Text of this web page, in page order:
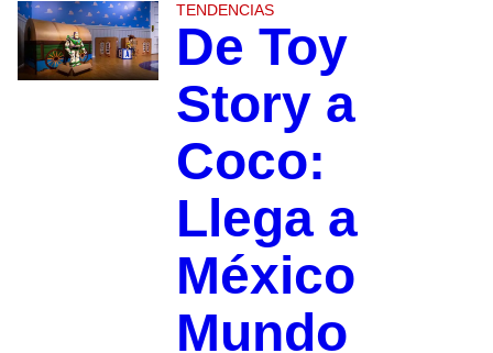
TENDENCIAS
De Toy
Story a
Coco:
Llega a
México
Mundo